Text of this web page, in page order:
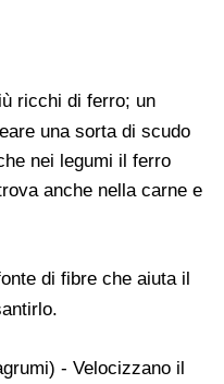
ricchi di ferro; un
una sorta di scudo
nei legumi il ferro
anche nella carne e
di fibre che aiuta il
- Velocizzano il